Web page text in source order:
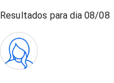
Resultados para dia08/08